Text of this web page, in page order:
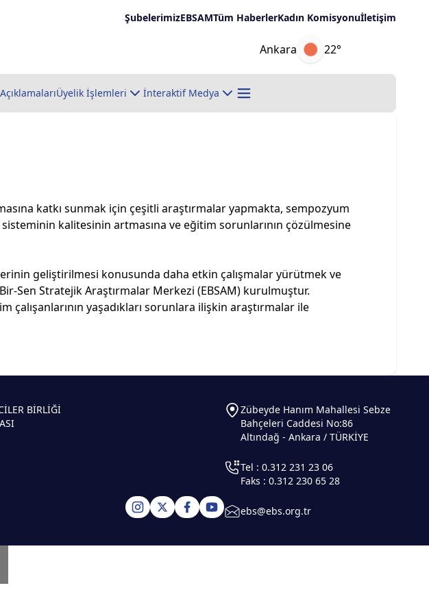
ŞubelerimizEBSAMTüm HaberlerKadın Komisyonuİletişim
Ankara 22°
Üyelik İşlemleri İnteraktif Medya
katkı sunmak için çeşitli araştırmalar yapmakta, sempozyum
kalitesinin artmasına ve eğitim sorunlarının çözülmesine
geliştirilmesi konusunda daha etkin çalışmalar yürütmek ve
Sen Stratejik Araştırmalar Merkezi (EBSAM) kurulmuştur.
yaşadıkları sorunlara ilişkin araştırmalar ile
BİRLİĞİ
Zübeyde Hanım Mahallesi Sebze
Bahçeleri Caddesi No:86
Altındağ - Ankara / TÜRKİYE
Tel : 0.312 231 23 06
Faks : 0.312 230 65 28
ebs@ebs.org.tr